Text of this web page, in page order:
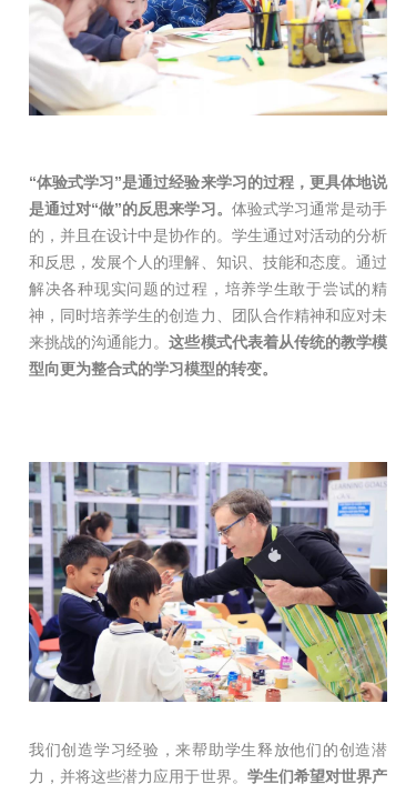
“体验式学习”是通过经验来学习的过程，更具体地说
是通过对“做”的反思来学习。 体验式学习通常是动手
的，并且在设计中是协作的。学生通过对活动的分析
和反思，发展个人的理解、知识、技能和态度。通过
解决各种现实问题的过程，培养学生敢于尝试的精
神，同时培养学生的创造力、团队合作精神和应对未
来挑战的沟通能力。这些模式代表着从传统的教学模
型向更为整合式的学习模型的转变。
我们创造学习经验，来帮助学生释放他们的创造潜
力，并将这些潜力应用于世界。 学生们希望对世界产